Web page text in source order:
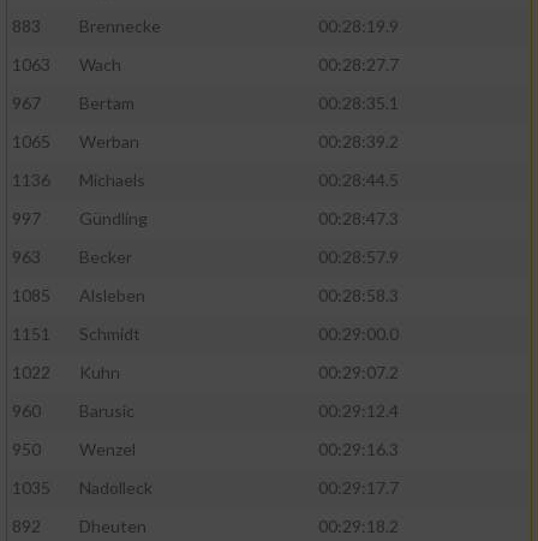
883
Brennecke
00:28:19.9
1063
Wach
00:28:27.7
967
Bertam
00:28:35.1
1065
Werban
00:28:39.2
1136
Michaels
00:28:44.5
997
Gündling
00:28:47.3
963
Becker
00:28:57.9
1085
Alsleben
00:28:58.3
1151
Schmidt
00:29:00.0
1022
Kuhn
00:29:07.2
960
Barusic
00:29:12.4
950
Wenzel
00:29:16.3
1035
Nadolleck
00:29:17.7
892
Dheuten
00:29:18.2